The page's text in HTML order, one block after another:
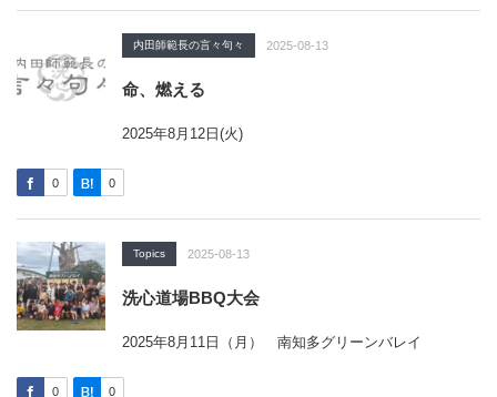
内田師範長の言々句々 2025-08-13
命、燃える
2025年8月12日(火)
0 0
Topics 2025-08-13
洗心道場BBQ大会
2025年8月11日（月） 南知多グリーンバレイ
0 0